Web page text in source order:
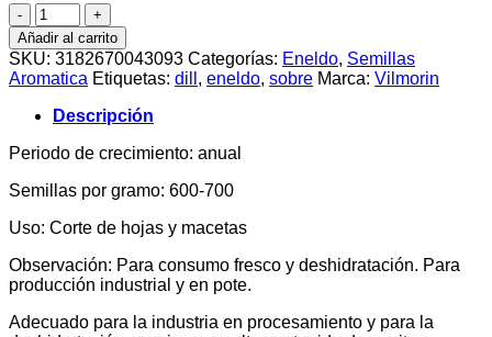
Semillas
de
Eneldo
(5
Grs)
cantidad
Añadir al carrito
SKU: 3182670043093 Categorías: Eneldo, Semillas
Aromatica Etiquetas: dill , eneldo, sobre Marca: Vilmorin
Descripción
Periodo de crecimiento: anual
Semillas por gramo: 600-700
Uso: Corte de hojas y macetas
Observación: Para consumo fresco y deshidratación. Para
producción industrial y en pote.
Adecuado para la industria en procesamiento y para la